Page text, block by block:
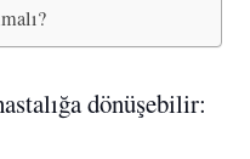
dönüşebilir: